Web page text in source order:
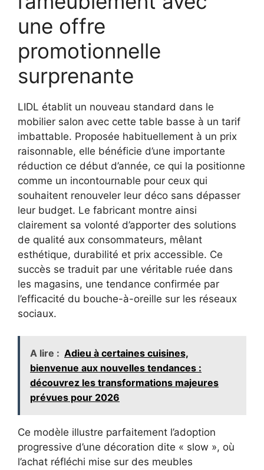
une offre
promotionnelle
surprenante
LIDL établit un nouveau standard dans le
mobilier salon avec cette table basse à un tarif
imbattable. Proposée habituellement à un prix
raisonnable, elle bénéficie d’une importante
réduction ce début d’année, ce qui la positionne
comme un incontournable pour ceux qui
souhaitent renouveler leur déco sans dépasser
leur budget. Le fabricant montre ainsi
clairement sa volonté d’apporter des solutions
de qualité aux consommateurs, mêlant
esthétique, durabilité et prix accessible. Ce
succès se traduit par une véritable ruée dans
les magasins, une tendance confirmée par
l’efficacité du bouche-à-oreille sur les réseaux
sociaux.
A lire : Adieu à certaines cuisines,
bienvenue aux nouvelles tendances :
découvrez les transformations majeures
prévues pour 2026
Ce modèle illustre parfaitement l’adoption
progressive d’une décoration dite « slow », où
l’achat réfléchi mise sur des meubles